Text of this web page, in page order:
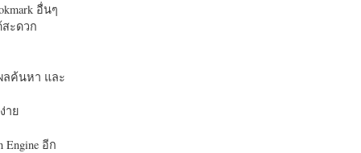
อื่นๆ
สะดวก
ลค้นหา และ
าย
อีก